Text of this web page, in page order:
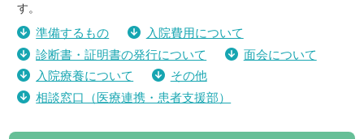
す。
準備するもの
入院費用について
診断書・証明書の発行について
面会について
入院療養について
その他
相談窓口（医療連携・患者支援部）